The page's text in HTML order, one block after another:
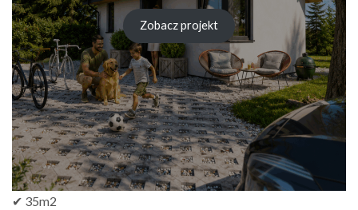
od
zł249.00
do
zł499.00
Zobacz projekt
✔ 35m2